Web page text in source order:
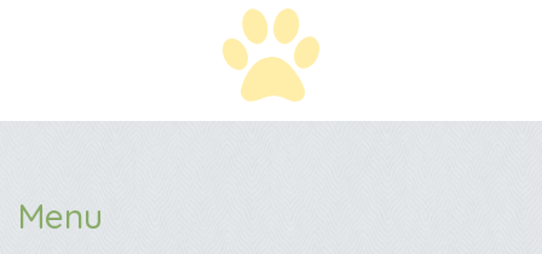
Menu